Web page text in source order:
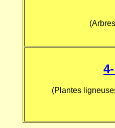
4-
(Plantes